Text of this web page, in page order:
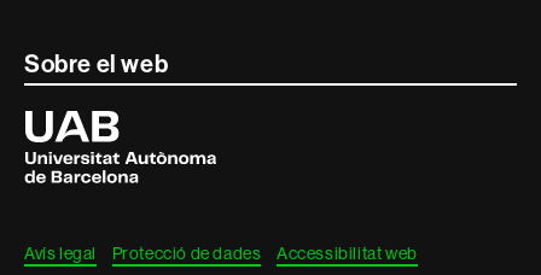
Contacte
informació
legal
Sobre el web
Universitat
Autònoma
de
Barcelona
Avís legal Protecció de dades Accessibilitat web